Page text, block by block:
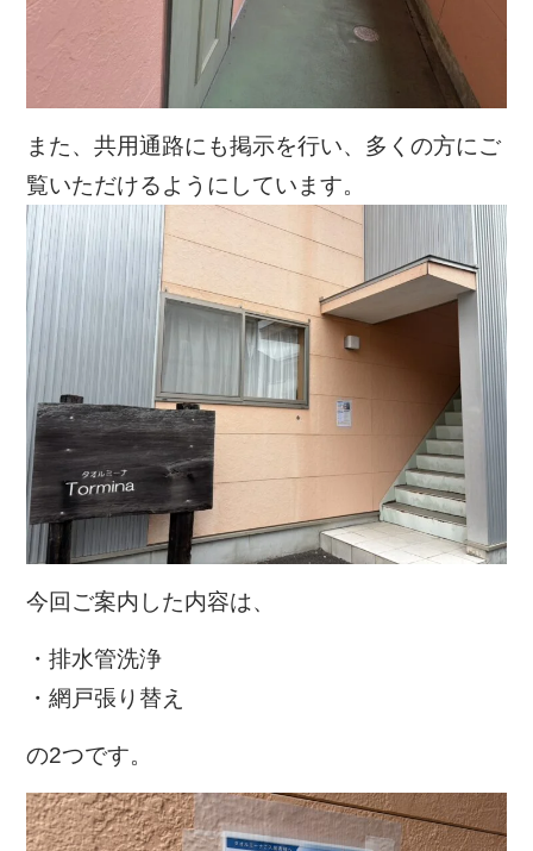
また、共用通路にも掲示を行い、多くの方にご
覧いただけるようにしています。
今回ご案内した内容は、
・排水管洗浄
・網戸張り替え
の2つです。